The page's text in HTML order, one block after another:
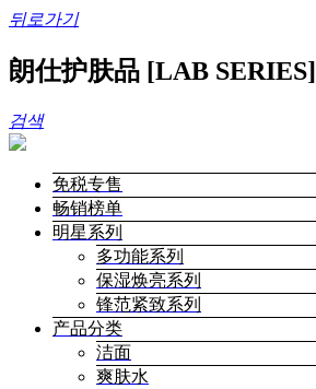
뒤로가기
朗仕护肤品 [LAB SERIES]
검색
免税专售
畅销榜单
明星系列
多功能系列
保湿焕亮系列
锋范紧致系列
产品分类
洁面
爽肤水